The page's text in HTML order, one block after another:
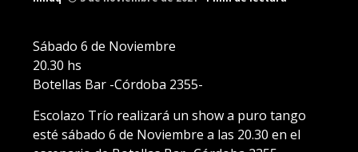
Sábado 6 de Noviembre
20.30 hs
Botellas Bar -Córdoba 2355-
Escolazo Trío realizará un show a puro tango
esté sábado 6 de Noviembre a las 20.30 en el